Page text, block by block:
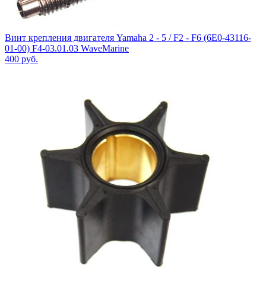
Винт крепления двигателя Yamaha 2 - 5 / F2 - F6 (6E0-43116-
01-00) F4-03.01.03 WaveMarine
400 руб.